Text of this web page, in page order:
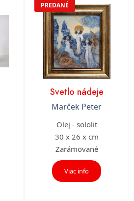
PREDANÉ
Svetlo nádeje
Marček Peter
Olej - sololit
30 x 26 x cm
Zarámované
Viac info